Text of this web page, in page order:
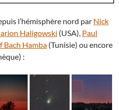
l’hémisphère nord par Nick
Haligowski (USA), Paul
Bach Hamba (Tunisie) ou encore
: